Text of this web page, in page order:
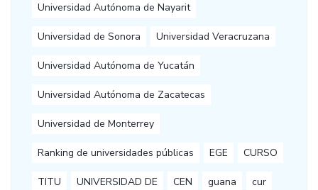
Universidad Autónoma de Nayarit
Universidad de Sonora Universidad Veracruzana
Universidad Autónoma de Yucatán
Universidad Autónoma de Zacatecas
Universidad de Monterrey
Ranking de universidades públicas EGE CURSO
TITU UNIVERSIDAD DE CEN guana cur